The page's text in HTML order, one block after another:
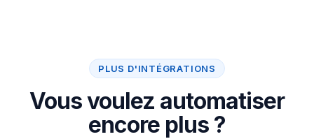
PLUS D'INTÉGRATIONS
Vous voulez automatiser
encore plus ?